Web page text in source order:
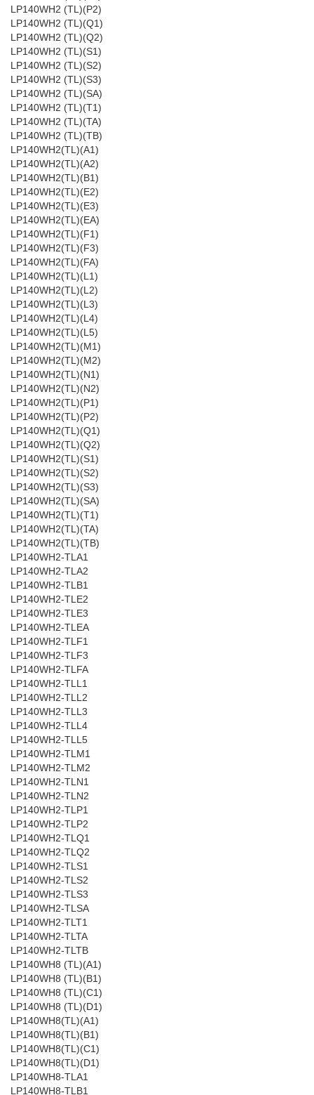
LP140WH2 (TL)(P2)
LP140WH2 (TL)(Q1)
LP140WH2 (TL)(Q2)
LP140WH2 (TL)(S1)
LP140WH2 (TL)(S2)
LP140WH2 (TL)(S3)
LP140WH2 (TL)(SA)
LP140WH2 (TL)(T1)
LP140WH2 (TL)(TA)
LP140WH2 (TL)(TB)
LP140WH2(TL)(A1)
LP140WH2(TL)(A2)
LP140WH2(TL)(B1)
LP140WH2(TL)(E2)
LP140WH2(TL)(E3)
LP140WH2(TL)(EA)
LP140WH2(TL)(F1)
LP140WH2(TL)(F3)
LP140WH2(TL)(FA)
LP140WH2(TL)(L1)
LP140WH2(TL)(L2)
LP140WH2(TL)(L3)
LP140WH2(TL)(L4)
LP140WH2(TL)(L5)
LP140WH2(TL)(M1)
LP140WH2(TL)(M2)
LP140WH2(TL)(N1)
LP140WH2(TL)(N2)
LP140WH2(TL)(P1)
LP140WH2(TL)(P2)
LP140WH2(TL)(Q1)
LP140WH2(TL)(Q2)
LP140WH2(TL)(S1)
LP140WH2(TL)(S2)
LP140WH2(TL)(S3)
LP140WH2(TL)(SA)
LP140WH2(TL)(T1)
LP140WH2(TL)(TA)
LP140WH2(TL)(TB)
LP140WH2-TLA1
LP140WH2-TLA2
LP140WH2-TLB1
LP140WH2-TLE2
LP140WH2-TLE3
LP140WH2-TLEA
LP140WH2-TLF1
LP140WH2-TLF3
LP140WH2-TLFA
LP140WH2-TLL1
LP140WH2-TLL2
LP140WH2-TLL3
LP140WH2-TLL4
LP140WH2-TLL5
LP140WH2-TLM1
LP140WH2-TLM2
LP140WH2-TLN1
LP140WH2-TLN2
LP140WH2-TLP1
LP140WH2-TLP2
LP140WH2-TLQ1
LP140WH2-TLQ2
LP140WH2-TLS1
LP140WH2-TLS2
LP140WH2-TLS3
LP140WH2-TLSA
LP140WH2-TLT1
LP140WH2-TLTA
LP140WH2-TLTB
LP140WH8 (TL)(A1)
LP140WH8 (TL)(B1)
LP140WH8 (TL)(C1)
LP140WH8 (TL)(D1)
LP140WH8(TL)(A1)
LP140WH8(TL)(B1)
LP140WH8(TL)(C1)
LP140WH8(TL)(D1)
LP140WH8-TLA1
LP140WH8-TLB1